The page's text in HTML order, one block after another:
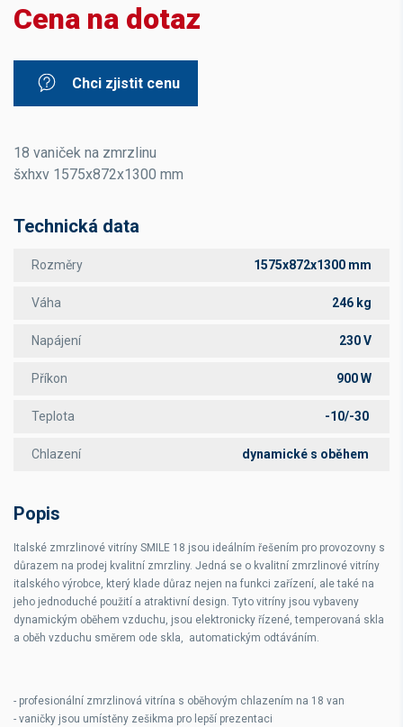
Cena na dotaz
Chci zjistit cenu
18 vaniček na zmrzlinu
šxhxv 1575x872x1300 mm
Technická data
Rozměry 1575x872x1300 mm
Váha 246 kg
Napájení 230 V
Příkon 900 W
Teplota -10/-30
Chlazení dynamické s oběhem
Popis
Italské zmrzlinové vitríny SMILE 18 jsou ideálním řešením pro provozovny s
důrazem na prodej kvalitní zmrzliny. Jedná se o kvalitní zmrzlinové vitríny
italského výrobce, který klade důraz nejen na funkci zařízení, ale také na
jeho jednoduché použití a atraktivní design. Tyto vitríny jsou vybaveny
dynamickým oběhem vzduchu, jsou elektronicky řízené, temperovaná skla
a oběh vzduchu směrem ode skla, automatickým odtáváním.
- profesionální zmrzlinová vitrína s oběhovým chlazením na 18 van
- vaničky jsou umístěny zešikma pro lepší prezentaci